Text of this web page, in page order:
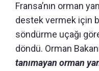
Fransa’nın orman
destek vermek için
söndürme uçağı
döndü. Orman
tanımayan orman